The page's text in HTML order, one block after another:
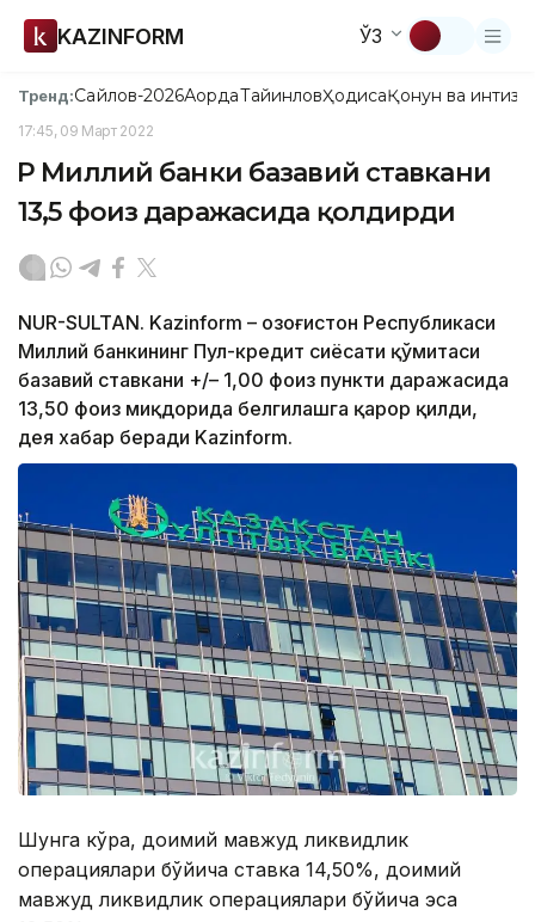
KAZINFORM ЎЗ
Тренд:Сайлов-2026АқордаТайинловҲодисаҚонун ва
17:45, 09 Март 2022
ҚР Миллий банки базавий ставкани
13,5 фоиз даражасида қолдирди
NUR-SULTAN. Kazinform – Қозоғистон Республикаси
Миллий банкининг Пул-кредит сиёсати қўмитаси
базавий ставкани +/– 1,00 фоиз пункти даражасида
13,50 фоиз миқдорида белгилашга қарор қилди,
дея хабар беради Kazinform.
Шунга кўра, доимий мавжуд ликвидлик
операциялари бўйича ставка 14,50%, доимий
мавжуд ликвидлик операциялари бўйича эса